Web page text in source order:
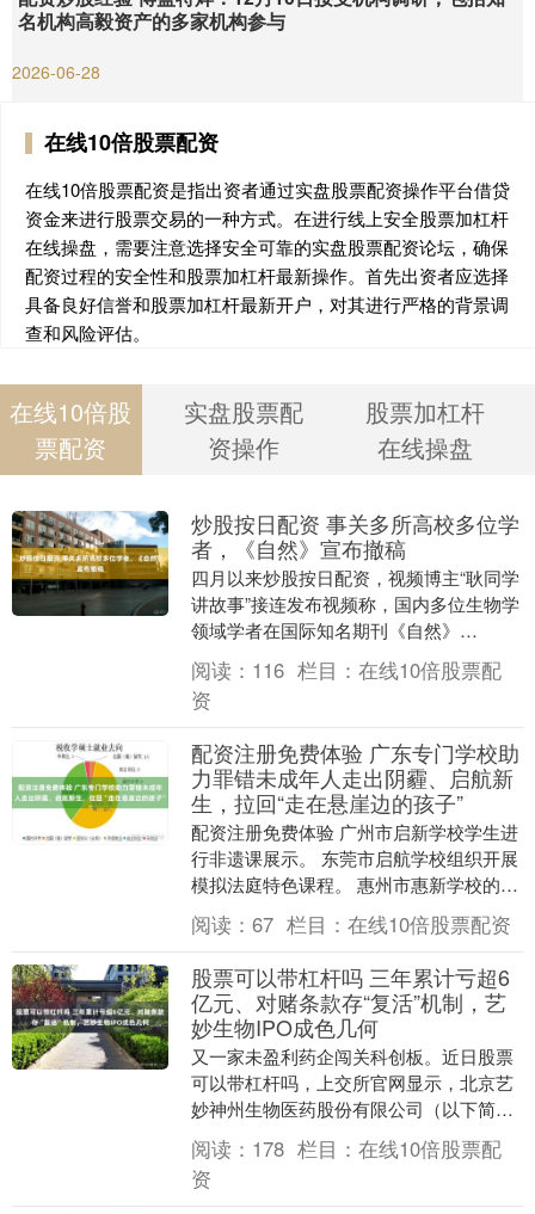
名机构高毅资产的多家机构参与
2026-06-28
在线10倍股票配资
在线10倍股票配资是指出资者通过实盘股票配资操作平台借贷
资金来进行股票交易的一种方式。在进行线上安全股票加杠杆
在线操盘，需要注意选择安全可靠的实盘股票配资论坛，确保
配资过程的安全性和股票加杠杆最新操作。首先出资者应选择
具备良好信誉和股票加杠杆最新开户，对其进行严格的背景调
查和风险评估。
在线10倍股
票配资
实盘股票配
资操作
股票加杠杆
在线操盘
炒股按日配资 事关多所高校多位学
者，《自然》宣布撤稿
四月以来炒股按日配资，视频博主“耿同学
讲故事”接连发布视频称，国内多位生物学
领域学者在国际知名期刊《自然》
（Nature）及其子刊发表的论文涉嫌数据
造假，引发强....
阅读： 116 栏目： 在线10倍股票配
资
配资注册免费体验 广东专门学校助
力罪错未成年人走出阴霾、启航新
生，拉回“走在悬崖边的孩子”
配资注册免费体验 广州市启新学校学生进
行非遗课展示。 东莞市启航学校组织开展
模拟法庭特色课程。 惠州市惠新学校的法
治特色课。 佛山市致新学校师生在上劳动
特色课。....
阅读： 67 栏目： 在线10倍股票配资
股票可以带杠杆吗 三年累计亏超6
亿元、对赌条款存“复活”机制，艺
妙生物IPO成色几何
又一家未盈利药企闯关科创板。近日股票
可以带杠杆吗，上交所官网显示，北京艺
妙神州生物医药股份有限公司（以下简称
“艺妙生物”）科创板IPO进入问询阶段。
艺妙生物是....
阅读： 178 栏目： 在线10倍股票配
资